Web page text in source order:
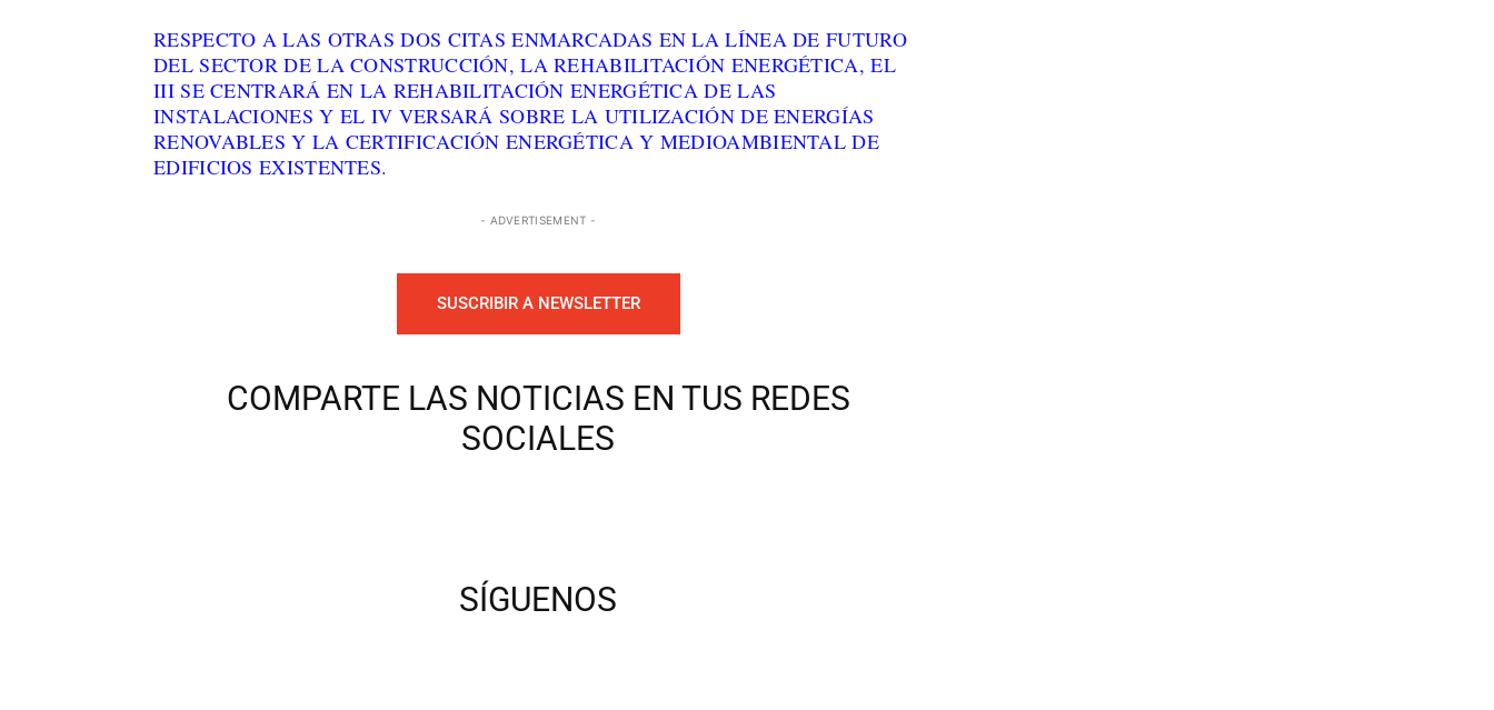
RESPECTO A LAS OTRAS DOS CITAS ENMARCADAS EN LA LÍNEA DE FUTURO
DEL SECTOR DE LA CONSTRUCCIÓN, LA REHABILITACIÓN ENERGÉTICA, EL
III SE CENTRARÁ EN LA REHABILITACIÓN ENERGÉTICA DE LAS
INSTALACIONES Y EL IV VERSARÁ SOBRE LA UTILIZACIÓN DE ENERGÍAS
RENOVABLES Y LA CERTIFICACIÓN ENERGÉTICA Y MEDIOAMBIENTAL DE
EDIFICIOS EXISTENTES.
- ADVERTISEMENT -
SUSCRIBIR A NEWSLETTER
COMPARTE LAS NOTICIAS EN TUS REDES
SOCIALES
SÍGUENOS